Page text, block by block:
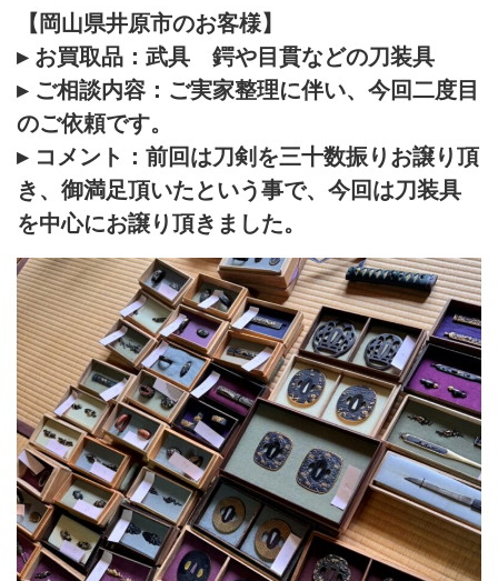
【岡山県井原市のお客様】
▸ お買取品：武具 鍔や目貫などの刀装具
▸ ご相談内容：ご実家整理に伴い、今回二度目
のご依頼です。
▸ コメント：前回は刀剣を三十数振りお譲り頂
き、御満足頂いたという事で、今回は刀装具
を中心にお譲り頂きました。